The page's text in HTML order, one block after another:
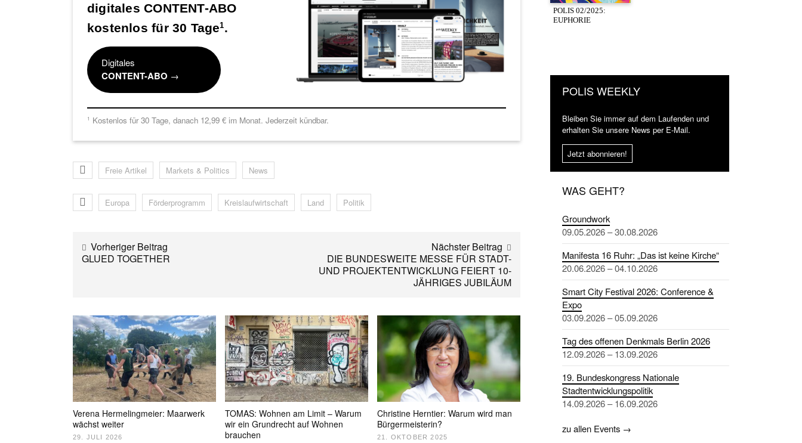
digitales CONTENT-ABO
kostenlos für 30 Tage1.
Digitales
CONTENT-ABO →
1 Kostenlos für 30 Tage, danach 12,99 € im Monat. Jederzeit kündbar.
Freie Artikel Markets & Politics News
Europa Förderprogramm Kreislaufwirtschaft Land Politik
Vorheriger Beitrag
GLUED TOGETHER
Nächster Beitrag
DIE BUNDESWEITE MESSE FÜR STADT-
UND PROJEKTENTWICKLUNG FEIERT 10-
JÄHRIGES JUBILÄUM
Verena Hermelingmeier: Maarwerk
wächst weiter
29. JULI 2026
TOMAS: Wohnen am Limit – Warum
wir ein Grundrecht auf Wohnen
brauchen
Christine Herntier: Warum wird man
Bürgermeisterin?
21. OKTOBER 2025
POLIS 02/2025:
EUPHORIE
POLIS WEEKLY
Bleiben Sie immer auf dem Laufenden und
erhalten Sie unsere News per E-Mail.
Jetzt abonnieren!
WAS GEHT?
Groundwork
09.05.2026 – 30.08.2026
Manifesta 16 Ruhr: „Das ist keine Kirche“
20.06.2026 – 04.10.2026
Smart City Festival 2026: Conference &
Expo
03.09.2026 – 05.09.2026
Tag des offenen Denkmals Berlin 2026
12.09.2026 – 13.09.2026
19. Bundeskongress Nationale
Stadtentwicklungspolitik
14.09.2026 – 16.09.2026
zu allen Events →